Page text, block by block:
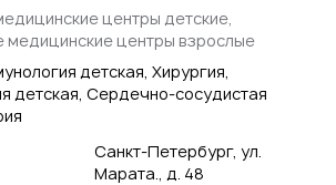
центры детские,
центры взрослые
детская, Хирургия,
детская, Сердечно-сосудистая
Санкт-Петербург, ул.
Марата., д. 48